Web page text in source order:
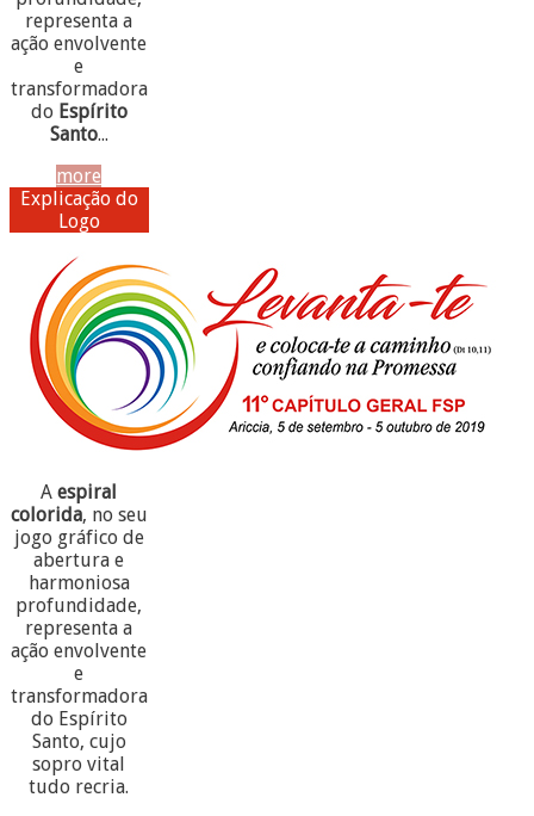
representa a
ação envolvente
e
transformadora
do Espírito
Santo...
more
Explicação do
Logo
Aespiral
colorida, no seu
jogo gráfico de
abertura e
harmoniosa
profundidade,
representa a
ação envolvente
e
transformadora
do Espírito
Santo, cujo
sopro vital
tudo recria.